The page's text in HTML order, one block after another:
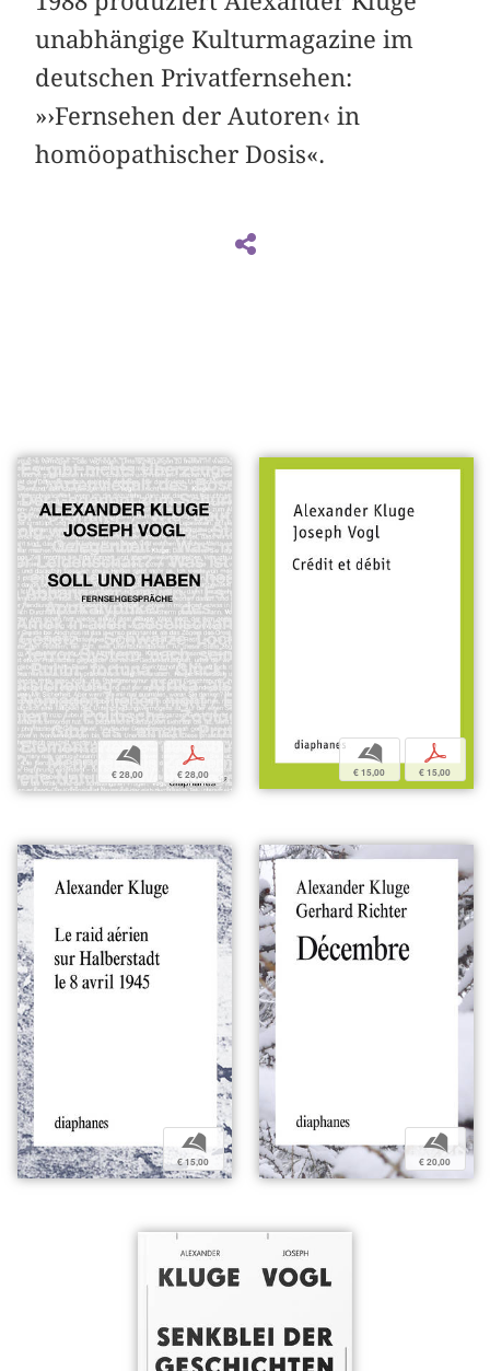
unabhängige Kulturmagazine im
deutschen Privatfernsehen:
»›Fernsehen der Autoren‹ in
homöopathischer Dosis«.
b
€ 28,00
p
€ 28,00
b
€ 15,00
p
€ 15,00
b
€ 15,00
b
€ 20,00